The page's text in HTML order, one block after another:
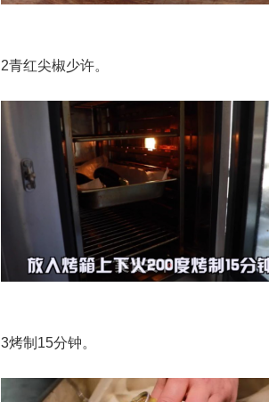
2青红尖椒少许。
3烤制15分钟。